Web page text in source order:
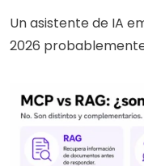
Un asistente de IA
2026